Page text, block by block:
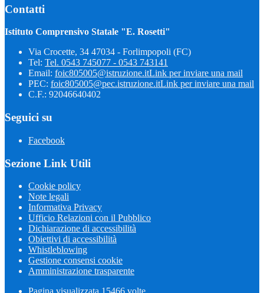
Contatti
Istituto Comprensivo Statale "E. Rosetti"
Via Crocette, 34 47034 - Forlimpopoli (FC)
Tel: Tel. 0543 745077 - 0543 743141
Email: foic805005@istruzione.itLink per inviare una mail
PEC: foic805005@pec.istruzione.itLink per inviare una mail
C.F.: 92046640402
Seguici su
Facebook
Sezione Link Utili
Cookie policy
Note legali
Informativa Privacy
Ufficio Relazioni con il Pubblico
Dichiarazione di accessibilità
Obiettivi di accessibilità
Whistleblowing
Gestione consensi cookie
Amministrazione trasparente